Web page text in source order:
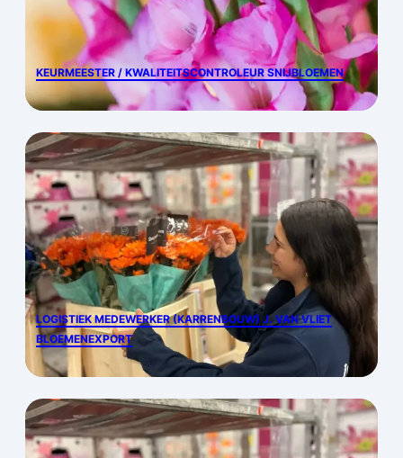
KEURMEESTER / KWALITEITSCONTROLEUR SNIJBLOEMEN
LOGISTIEK MEDEWERKER (KARRENBOUW) J. VAN VLIET
BLOEMENEXPORT